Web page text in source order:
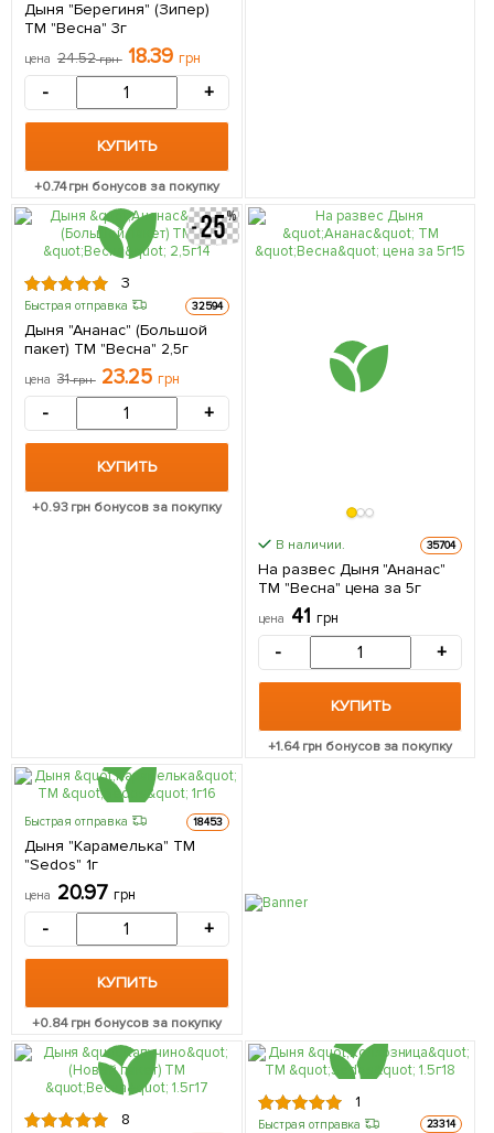
Дыня "Берегиня" (Зипер)
ТМ "Весна" 3г
цена 24.52грн 18.39 грн
- +
КУПИТЬ
+0.74грн бонусов за покупку
3
Быстрая отправка 32594
Дыня "Ананас" (Большой
пакет) ТМ "Весна" 2,5г
цена 31грн 23.25 грн
- +
КУПИТЬ
+0.93грн бонусов за покупку
В наличии. 35704
На развес Дыня "Ананас"
ТМ "Весна" цена за 5г
цена 41 грн
- +
КУПИТЬ
+1.64грн бонусов за покупку
Быстрая отправка 18453
Дыня "Карамелька" ТМ
"Sedos" 1г
цена 20.97 грн
- +
КУПИТЬ
+0.84грн бонусов за покупку
8
1
Быстрая отправка 23314